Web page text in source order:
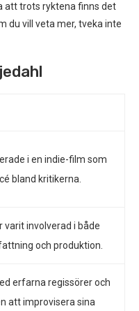
att trots ryktena finns det
du vill veta mer, tveka inte
i en indie-film som
bland kritikerna.
varit involverad i både
och produktion.
erfarna regissörer och
att improvisera sina